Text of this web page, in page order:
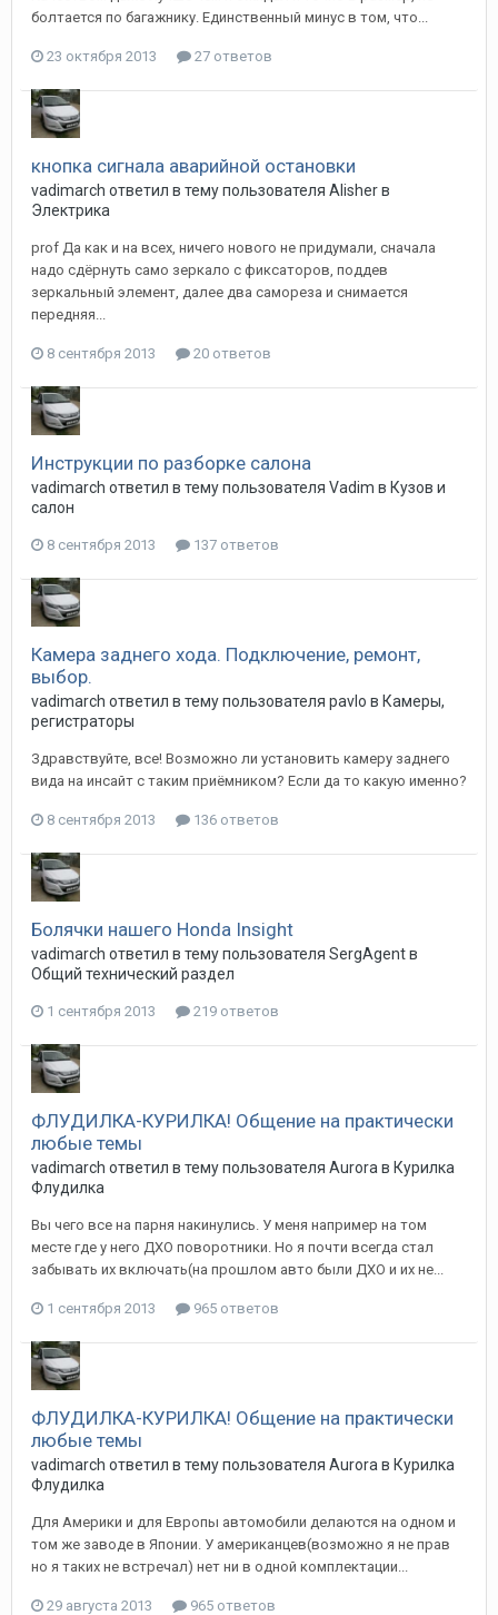
болтается по багажнику. Единственный минус в том, что...
23 октября 2013 27 ответов
кнопка сигнала аварийной остановки
vadimarch ответил в тему пользователя Alisherв
Электрика
prof Да как и на всех, ничего нового не придумали, сначала
надо сдёрнуть само зеркало с фиксаторов, поддев
зеркальный элемент, далее два самореза и снимается
передняя...
8 сентября 2013 20 ответов
Инструкции по разборке салона
vadimarch ответил в тему пользователя Vadim в Кузов и
салон
8 сентября 2013 137 ответов
Камера заднего хода. Подключение, ремонт,
выбор.
vadimarch ответил в тему пользователя pavlo в Камеры,
регистраторы
Здравствуйте, все! Возможно ли установить камеру заднего
вида на инсайт с таким приёмником? Если да то какую именно?
8 сентября 2013 136 ответов
Болячки нашего Honda Insight
vadimarch ответил в тему пользователя SergAgentв
Общий технический раздел
1 сентября 2013 219 ответов
ФЛУДИЛКА-КУРИЛКА! Общение на практически
любые темы
vadimarch ответил в тему пользователя Aurora в Курилка
Флудилка
Вы чего все на парня накинулись. У меня например на том
месте где у него ДХО поворотники. Но я почти всегда стал
забывать их включать(на прошлом авто были ДХО и их не...
1 сентября 2013 965 ответов
ФЛУДИЛКА-КУРИЛКА! Общение на практически
любые темы
vadimarch ответил в тему пользователя Aurora в Курилка
Флудилка
Для Америки и для Европы автомобили делаются на одном и
том же заводе в Японии. У американцев(возможно я не прав
но я таких не встречал) нет ни в одной комплектации...
29 августа 2013 965 ответов